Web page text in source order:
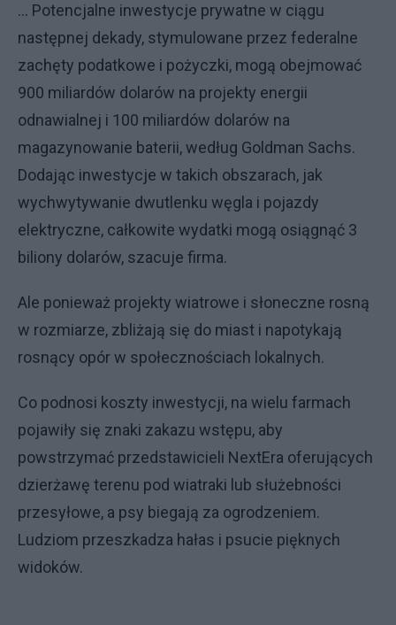
... Potencjalne inwestycje prywatne w ciągu
następnej dekady, stymulowane przez federalne
zachęty podatkowe i pożyczki, mogą obejmować
900 miliardów dolarów na projekty energii
odnawialnej i 100 miliardów dolarów na
magazynowanie baterii, według Goldman Sachs.
Dodając inwestycje w takich obszarach, jak
wychwytywanie dwutlenku węgla i pojazdy
elektryczne, całkowite wydatki mogą osiągnąć 3
biliony dolarów, szacuje firma.
Ale ponieważ projekty wiatrowe i słoneczne rosną
w rozmiarze, zbliżają się do miast i napotykają
rosnący opór w społecznościach lokalnych.
Co podnosi koszty inwestycji, na wielu farmach
pojawiły się znaki zakazu wstępu, aby
powstrzymać przedstawicieli NextEra oferujących
dzierżawę terenu pod wiatraki lub służebności
przesyłowe, a psy biegają za ogrodzeniem.
Ludziom przeszkadza hałas i psucie pięknych
widoków.